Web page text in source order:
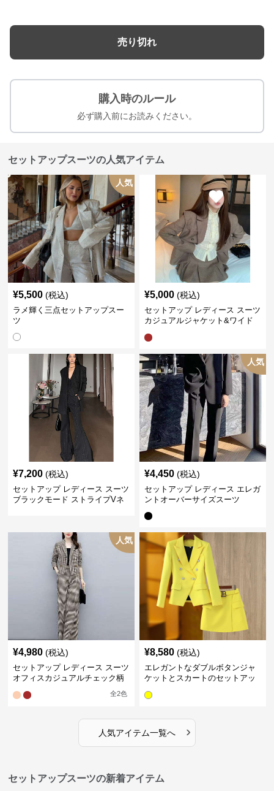
売り切れ
購入時のルール
必ず購入前にお読みください。
セットアップスーツの人気アイテム
人気
¥5,500 (税込)
ラメ輝く三点セットアップスー
ツ
¥5,000 (税込)
セットアップ レディース スーツ
カジュアルジャケット&ワイド
¥7,200 (税込)
セットアップ レディース スーツ
ブラックモード ストライプVネ
人気
¥4,450 (税込)
セットアップ レディース エレガ
ントオーバーサイズスーツ
人気
¥4,980 (税込)
セットアップ レディース スーツ
オフィスカジュアルチェック柄
全2色
¥8,580 (税込)
エレガントなダブルボタンジャ
ケットとスカートのセットアッ
人気アイテム一覧へ ›
セットアップスーツの新着アイテム